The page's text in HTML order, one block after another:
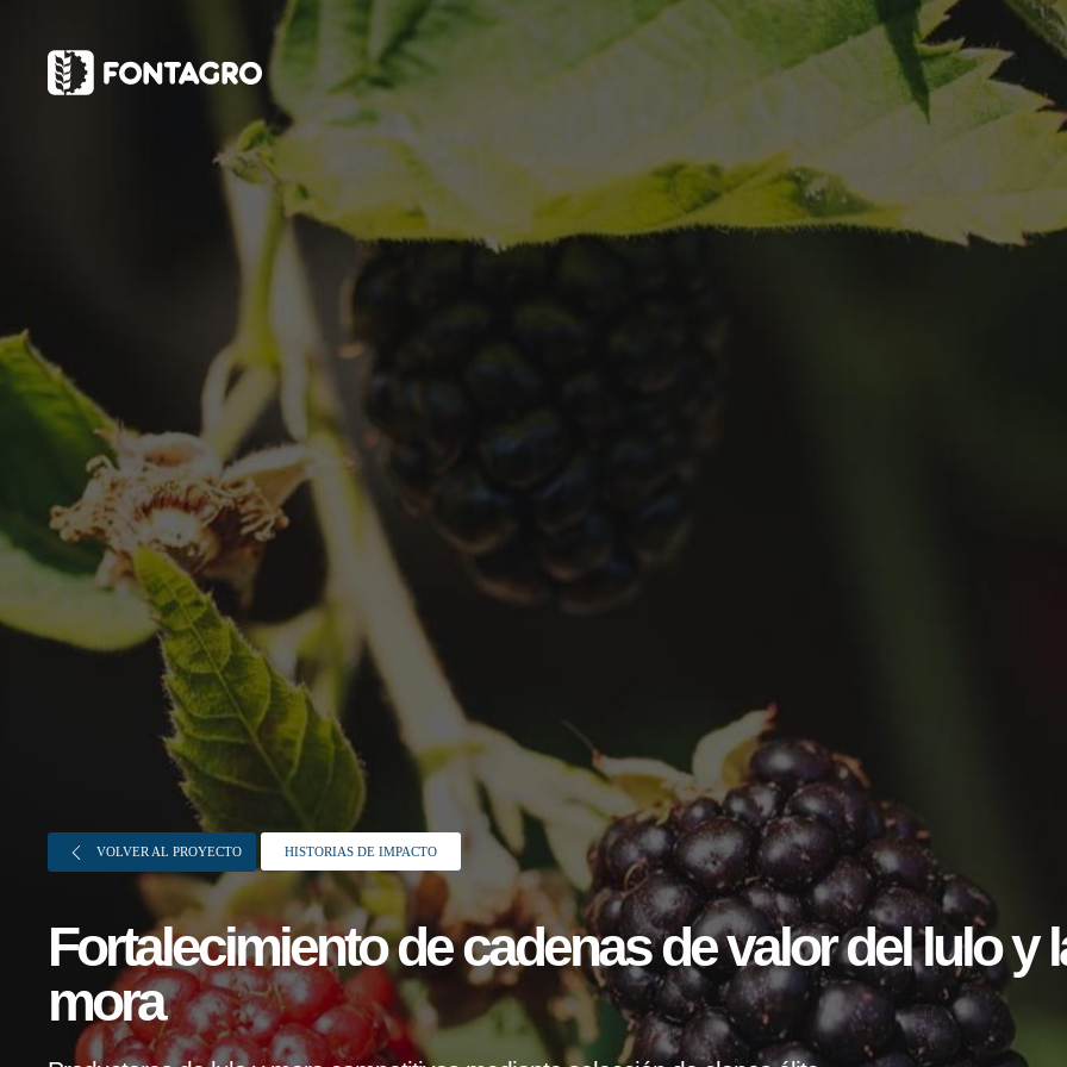
Sobre FONTAGRO
FONTAGRO es un mecanismo de
cooperación único que fomenta la
inversión en innovación en el sector
agroalimentario de América Latina y El
VOLVER AL PROYECTO HISTORIAS DE IMPACTO
Fortalecimiento de cadenas de valor del lulo y
mora